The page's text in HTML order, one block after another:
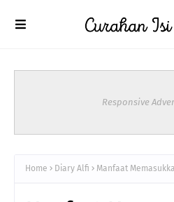
Responsive
Home Diary Alfi Manfaat